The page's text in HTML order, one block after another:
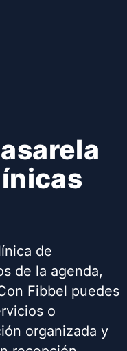
de
de la agenda,
Fibbel puedes
o
organizada y